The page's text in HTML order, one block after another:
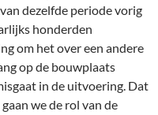
dezelfde periode vorig
honderden
om het over een andere
op de bouwplaats
in de uitvoering. Dat
we de rol van de